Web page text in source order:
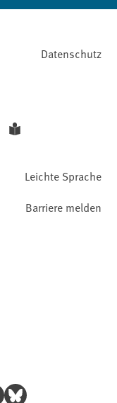
Datenschutz
Leichte Sprache
Barriere melden